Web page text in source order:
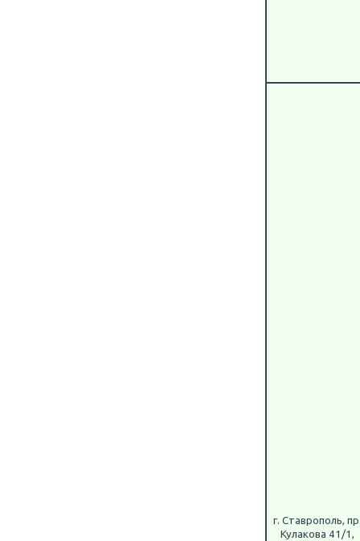
г. Ставрополь,
Кулакова 41/1,